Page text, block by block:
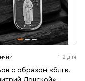
1-2 дня
с образом «блгв.
Донской»